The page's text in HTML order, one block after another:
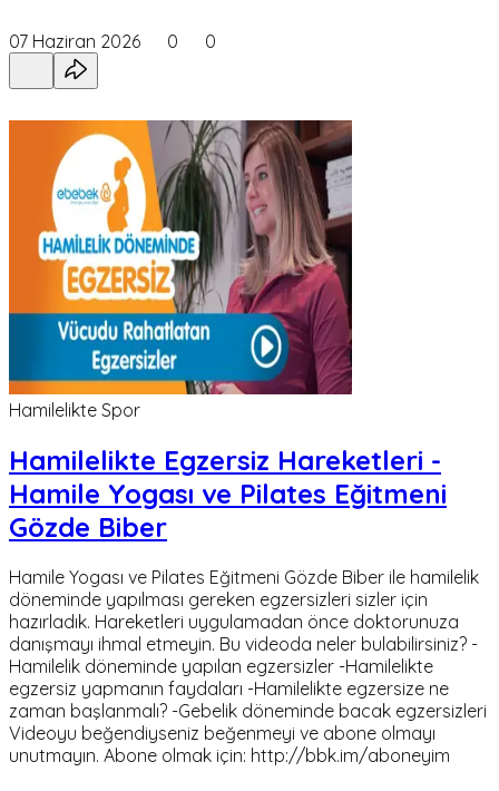
07 Haziran 2026 0 0
Hamilelikte Spor
Hamilelikte Egzersiz Hareketleri -
Hamile Yogası ve Pilates Eğitmeni
Gözde Biber
Hamile Yogası ve Pilates Eğitmeni Gözde Biber ile hamilelik
döneminde yapılması gereken egzersizleri sizler için
hazırladık. Hareketleri uygulamadan önce doktorunuza
danışmayı ihmal etmeyin. Bu videoda neler bulabilirsiniz? -
Hamilelik döneminde yapılan egzersizler -Hamilelikte
egzersiz yapmanın faydaları -Hamilelikte egzersize ne
zaman başlanmalı? -Gebelik döneminde bacak egzersizleri
Videoyu beğendiyseniz beğenmeyi ve abone olmayı
unutmayın. Abone olmak için: http://bbk.im/aboneyim